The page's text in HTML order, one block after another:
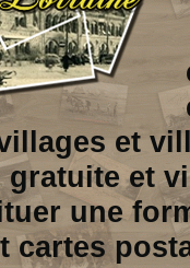
et
et
une
cartes